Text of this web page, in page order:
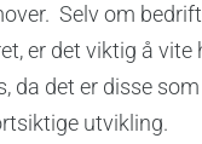
Selv om
er det viktig å vite
da det er disse
utvikling.